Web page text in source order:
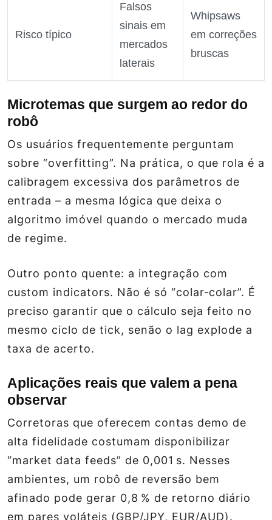
Risco típico
Falsos
sinais em
mercados
laterais
Whipsaws
em correções
bruscas
Microtemas que surgem ao redor do
robô
Os usuários frequentemente perguntam
sobre “overfitting”. Na prática, o que rola é a
calibragem excessiva dos parâmetros de
entrada – a mesma lógica que deixa o
algoritmo imóvel quando o mercado muda
de regime.
Outro ponto quente: a integração com
custom indicators. Não é só “colar‑colar”. É
preciso garantir que o cálculo seja feito no
mesmo ciclo de tick, senão o lag explode a
taxa de acerto.
Aplicações reais que valem a pena
observar
Corretoras que oferecem contas demo de
alta fidelidade costumam disponibilizar
“market data feeds” de 0,001 s. Nesses
ambientes, um robô de reversão bem
afinado pode gerar 0,8 % de retorno diário
em pares voláteis (GBP/JPY, EUR/AUD).